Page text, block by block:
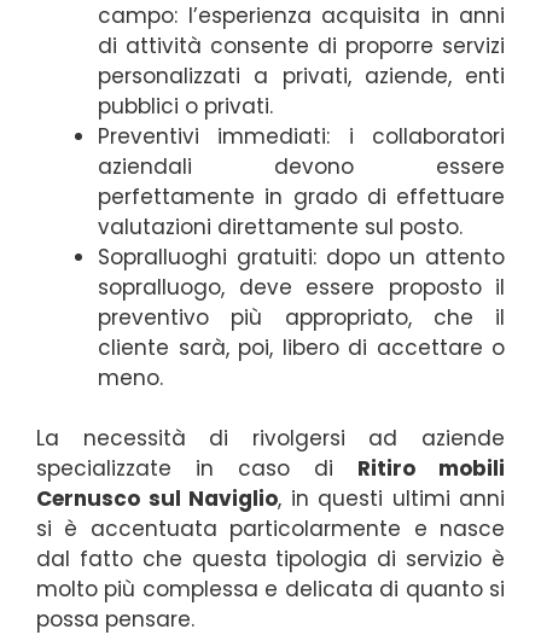
campo: l’esperienza acquisita in anni
di attività consente di proporre servizi
personalizzati a privati, aziende, enti
pubblici o privati.
Preventivi immediati: i collaboratori
aziendali devono essere
perfettamente in grado di effettuare
valutazioni direttamente sul posto.
Sopralluoghi gratuiti: dopo un attento
sopralluogo, deve essere proposto il
preventivo più appropriato, che il
cliente sarà, poi, libero di accettare o
meno.
La necessità di rivolgersi ad aziende
specializzate in caso di Ritiro mobili
Cernusco sul Naviglio, in questi ultimi anni
si è accentuata particolarmente e nasce
dal fatto che questa tipologia di servizio è
molto più complessa e delicata di quanto si
possa pensare.